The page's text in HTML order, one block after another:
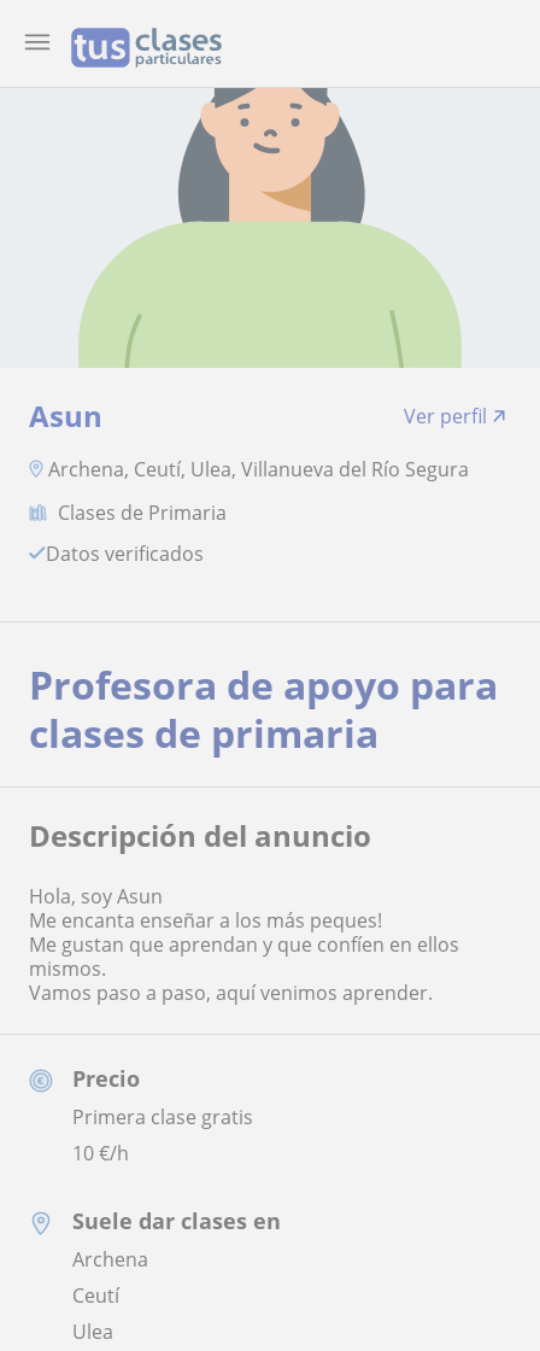
Asun
Ver perfil
Archena, Ceutí, Ulea, Villanueva del Río Segura
Clases de Primaria
Datos verificados
Precio
Primera clase gratis
10€/h
Suele dar clases en
Archena
Ceutí
Ulea
Profesora de apoyo para
clases de primaria
Descripción del anuncio
Hola, soy Asun
Me encanta enseñar a los más peques!
Me gustan que aprendan y que confíen en ellos
mismos.
Vamos paso a paso, aquí venimos aprender.